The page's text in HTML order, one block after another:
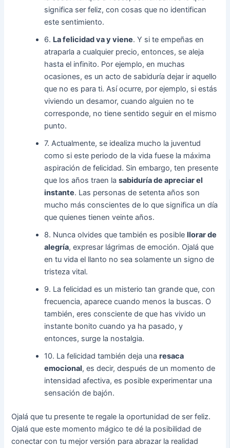
significa ser feliz, con cosas que no identifican
este sentimiento.
6. La felicidad va y viene. Y si te empeñas en
atraparla a cualquier precio, entonces, se aleja
hasta el infinito. Por ejemplo, en muchas
ocasiones, es un acto de sabiduría dejar ir aquello
que no es para ti. Así ocurre, por ejemplo, si estás
viviendo un desamor, cuando alguien no te
corresponde, no tiene sentido seguir en el mismo
punto.
7. Actualmente, se idealiza mucho la juventud
como si este periodo de la vida fuese la máxima
aspiración de felicidad. Sin embargo, ten presente
que los años traen lasabiduría de apreciar el
instante. Las personas de setenta años son
mucho más conscientes de lo que significa un día
que quienes tienen veinte años.
8. Nunca olvides que también es posiblellorar de
alegría, expresar lágrimas de emoción. Ojalá que
en tu vida el llanto no sea solamente un signo de
tristeza vital.
9. La felicidad es un misterio tan grande que, con
frecuencia, aparece cuando menos la buscas. O
también, eres consciente de que has vivido un
instante bonito cuando ya ha pasado, y
entonces, surge la nostalgia.
10. La felicidad también deja unaresaca
emocional, es decir, después de un momento de
intensidad afectiva, es posible experimentar una
sensación de bajón.
Ojalá que tu presente te regale la oportunidad de ser feliz.
Ojalá que este momento mágico te dé la posibilidad de
conectar con tu mejor versión para abrazar la realidad